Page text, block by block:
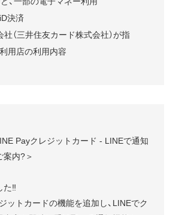
決済
社（三井住友カード株式会社）が指
用店の利用内容
Payクレジットカード - LINEで通知
案内?＞
た‼️
ットカードの機能を追加し、LINEでク